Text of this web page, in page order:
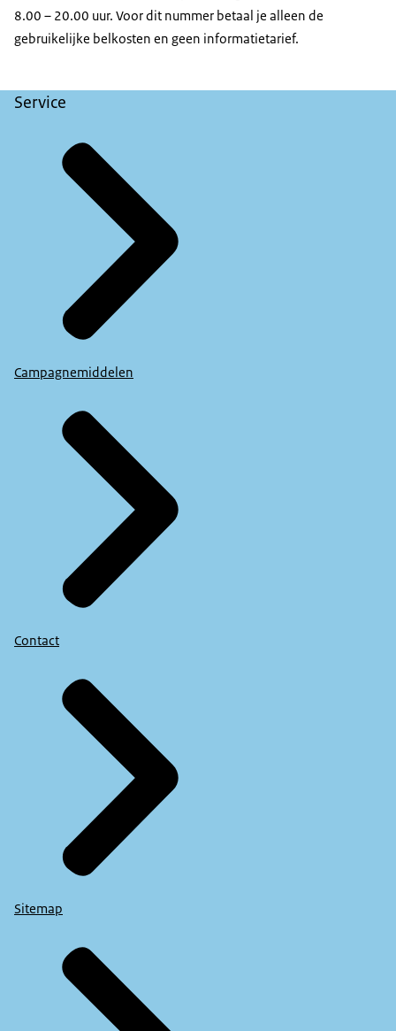
8.00 – 20.00 uur. Voor dit nummer betaal je alleen de
gebruikelijke belkosten en geen informatietarief.
Service
Campagnemiddelen
Contact
Sitemap